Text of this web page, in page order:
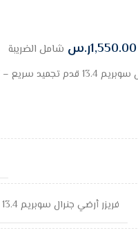
1,550.00ر.س شامل الضريبة
تجميد سريع – أبيض
فريزر أرضي جنرال سوبريم 13.4 قدم تجميد سريع – أبيض